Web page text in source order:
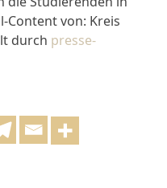
von: Kreis
durch presse-